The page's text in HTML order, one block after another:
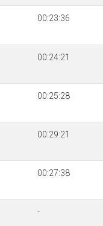
00:23:36
00:24:21
00:25:28
00:29:21
00:27:38
-